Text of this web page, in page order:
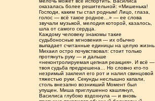
оказалась более решительной: «Мишенька!
Господи, каким ты стал родным! Лицо, глаза,
голос — всё такое родное…» — ее слова
звучали музыкой, мелодия которой, казалось,
шла от самого сердца.
Каждому человеку знакомы такие
судьбоносные мгновения — их обычно
выпадает считанные единицы на целую жизнь.
Михаил остро почувствовал: стоит только
протянуть руку — и дальше
«неконтролируемая цепная реакция». И всё —
твоя судьба предрешена… Но словно кто-то
незримый заклеил его рот и налил свинцовой
тяжестью руки. Секунды неслышно капали,
столь внезапно возникший Момент был
упущен. Миша приглушенно кашлянул,
Василиса глубоко вздохнула — и вновь